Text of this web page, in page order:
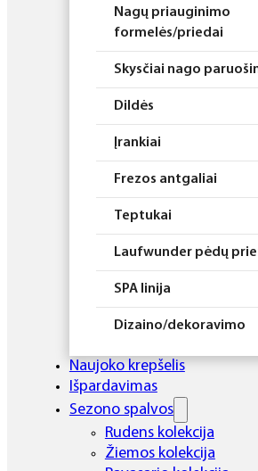
Nagų priauginimo
formelės/priedai
Skysčiai nago
Dildės
Įrankiai
Frezos antgaliai
Teptukai
Laufwunder pėdų
SPA linija
Dizaino/dekoravimo
Elektros prietaisai
Higiena
Atributika
Naujoko krepšelis
Išpardavimas
Sezono spalvos
Rudens kolekcija
Žiemos kolekcija